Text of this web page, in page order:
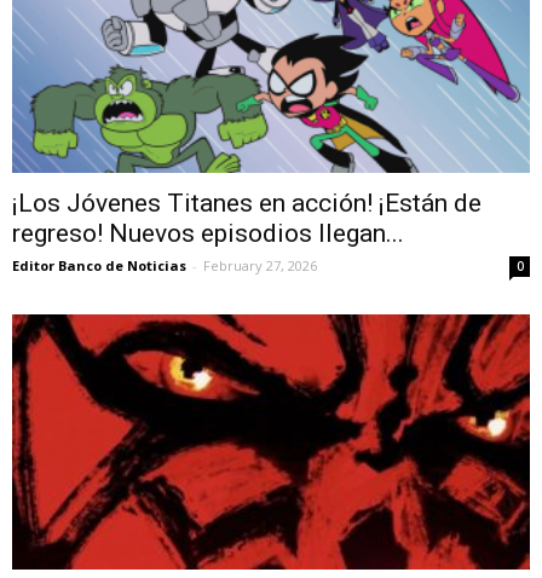
¡Los Jóvenes Titanes en acción! ¡Están de
regreso! Nuevos episodios llegan...
Editor Banco de Noticias - February 27, 2026 0